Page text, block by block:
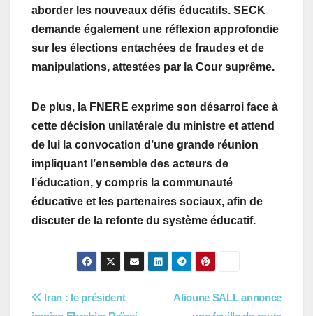
aborder les nouveaux défis éducatifs. SECK
demande également une réflexion approfondie
sur les élections entachées de fraudes et de
manipulations, attestées par la Cour suprême.
De plus, la FNERE exprime son désarroi face à
cette décision unilatérale du ministre et attend
de lui la convocation d’une grande réunion
impliquant l’ensemble des acteurs de
l’éducation, y compris la communauté
éducative et les partenaires sociaux, afin de
discuter de la refonte du système éducatif.
Navigation
Alioune SALL annonce
Iran : le président